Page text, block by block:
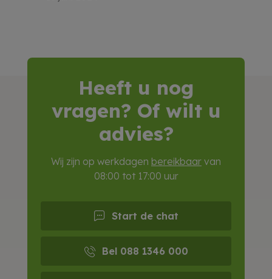
Heeft u nog
vragen? Of wilt u
advies?
Wij zijn op werkdagen bereikbaar van
08:00 tot 17:00 uur
Start de chat
Bel 088 1346 000